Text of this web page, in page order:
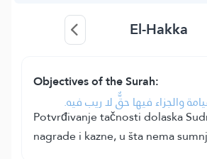
El-Hakka
Objectives of the Surah:
والجزاء فيها حقٌّ لا ريب فيه.
Potvrđivanje tačnosti dolaska
nagrade i kazne, u šta nema